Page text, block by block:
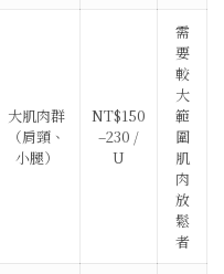
大肌肉群
（肩頸、
小腿）
NT$150
–230 /
U
需
要
較
大
範
圍
肌
肉
放
鬆
者